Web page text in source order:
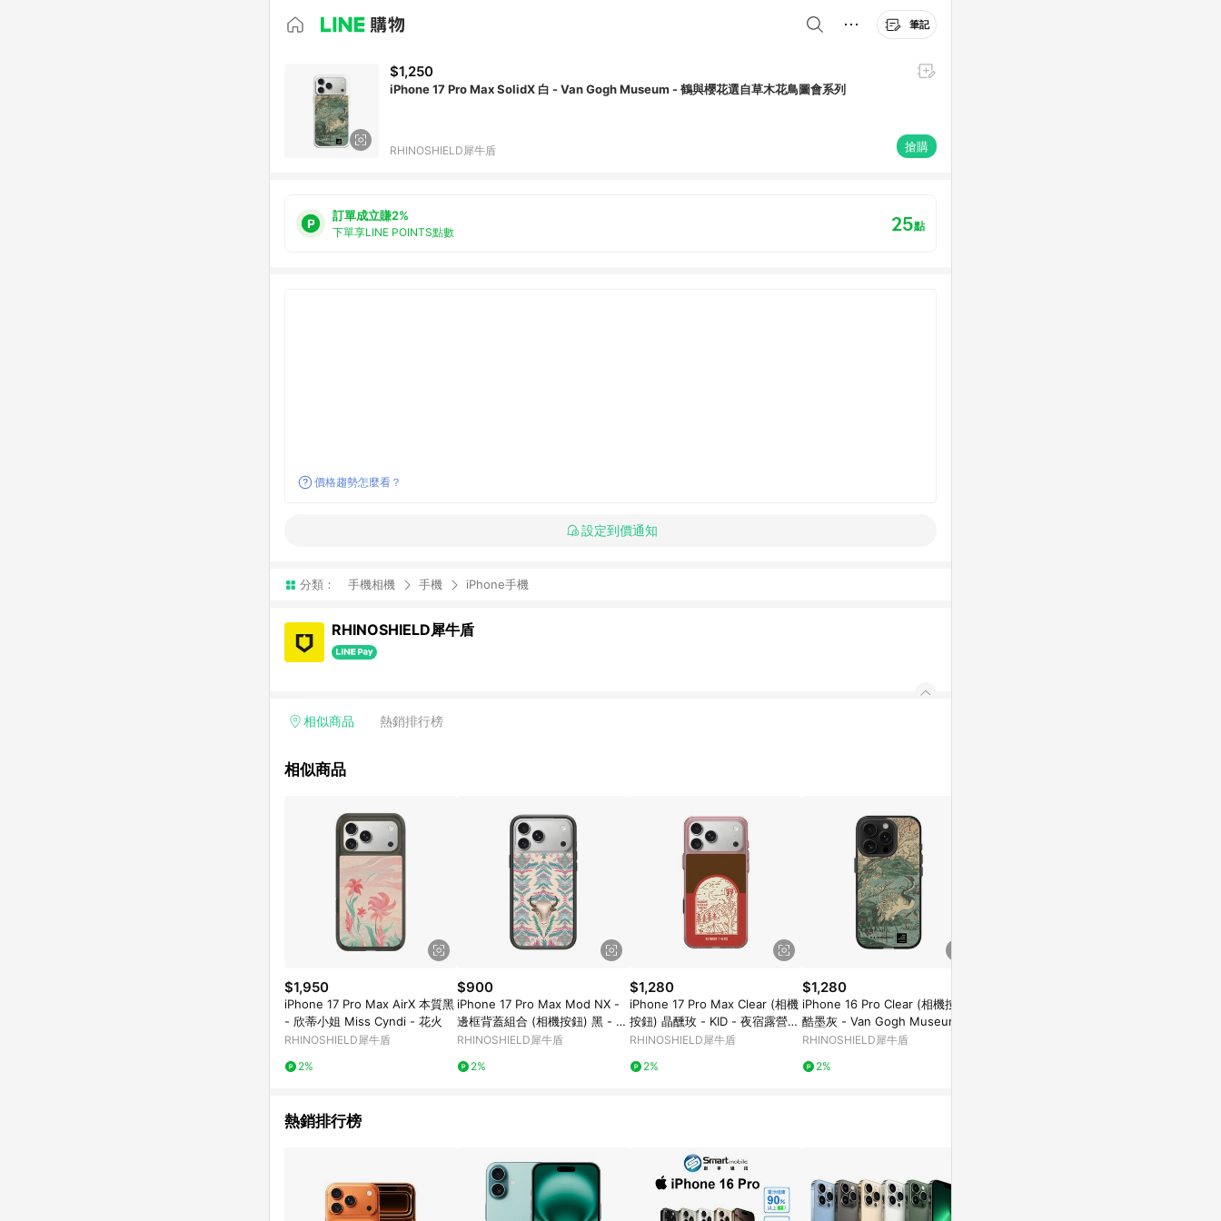
筆記
$1,250
iPhone 17 Pro Max SolidX 白 - Van Gogh Museum - 鶴與櫻花選自草木花鳥圖會系列
RHINOSHIELD犀牛盾 搶購
訂單成立賺2%
下單享LINE POINTS點數 25點
價格趨勢怎麼看？
設定到價通知
分類： 手機相機 手機 iPhone手機
RHINOSHIELD犀牛盾
相似商品 熱銷排行榜
相似商品
$1,950
iPhone 17 Pro Max AirX 本質黑
- 欣蒂小姐 Miss Cyndi - 花火
RHINOSHIELD犀牛盾
2%
$900
iPhone 17 Pro Max Mod NX -
邊框背蓋組合 (相機按鈕) 黑 - 欣
蒂小姐 Miss Cyndi - 靈獸 / 棕氂
RHINOSHIELD犀牛盾
2%
$1,280
iPhone 17 Pro Max Clear (相機
按鈕) 晶醺玫 - KID - 夜宿露營KI
D
RHINOSHIELD犀牛盾
2%
$1,280
iPhone 16 Pro Clear (相機按鈕)
酷墨灰 - Van Gogh Museum -
鶴與櫻花選自草木花鳥圖會系列
RHINOSHIELD犀牛盾
2%
熱銷排行榜